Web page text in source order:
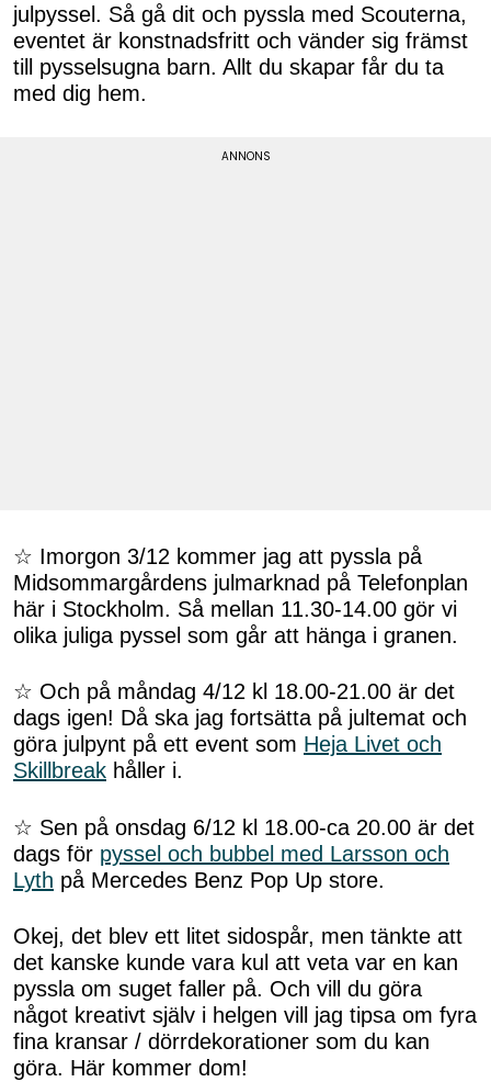
julpyssel. Så gå dit och pyssla med Scouterna,
eventet är konstnadsfritt och vänder sig främst
till pysselsugna barn. Allt du skapar får du ta
med dig hem.
☆ Imorgon 3/12 kommer jag att pyssla på
Midsommargårdens julmarknad på Telefonplan
här i Stockholm. Så mellan 11.30-14.00 gör vi
olika juliga pyssel som går att hänga i granen.
☆ Och på måndag 4/12 kl 18.00-21.00 är det
dags igen! Då ska jag fortsätta på jultemat och
göra julpynt på ett event som Heja Livet och
Skillbreak håller i.
☆ Sen på onsdag 6/12 kl 18.00-ca 20.00 är det
dags för pyssel och bubbel med Larsson och
Lyth på Mercedes Benz Pop Up store.
Okej, det blev ett litet sidospår, men tänkte att
det kanske kunde vara kul att veta var en kan
pyssla om suget faller på. Och vill du göra
något kreativt själv i helgen vill jag tipsa om fyra
fina kransar / dörrdekorationer som du kan
göra. Här kommer dom!